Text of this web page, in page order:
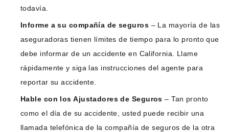
todavía.
Informe a su compañía de seguros – La mayoría de las
aseguradoras tienen límites de tiempo para lo pronto que
debe informar de un accidente en California. Llame
rápidamente y siga las instrucciones del agente para
reportar su accidente.
Hable con los Ajustadores de Seguros – Tan pronto
como el día de su accidente, usted puede recibir una
llamada telefónica de la compañía de seguros de la otra